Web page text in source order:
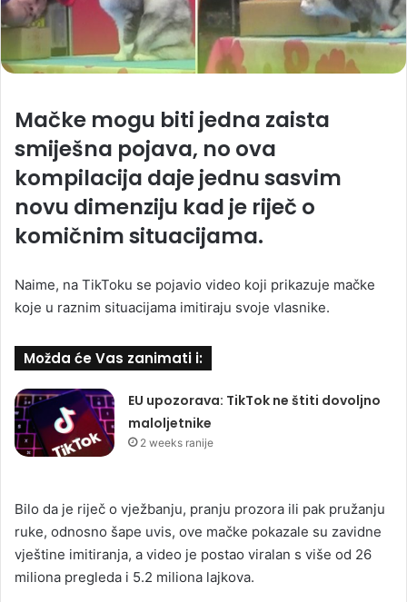
Mačke mogu biti jedna zaista
smiješna pojava, no ova
kompilacija daje jednu sasvim
novu dimenziju kad je riječ o
komičnim situacijama.
Naime, na TikToku se pojavio video koji prikazuje mačke
koje u raznim situacijama imitiraju svoje vlasnike.
Možda će Vas zanimati i:
EU upozorava: TikTok ne štiti dovoljno
maloljetnike
2 weeks ranije
Bilo da je riječ o vježbanju, pranju prozora ili pak pružanju
ruke, odnosno šape uvis, ove mačke pokazale su zavidne
vještine imitiranja, a video je postao viralan s više od 26
miliona pregleda i 5.2 miliona lajkova.